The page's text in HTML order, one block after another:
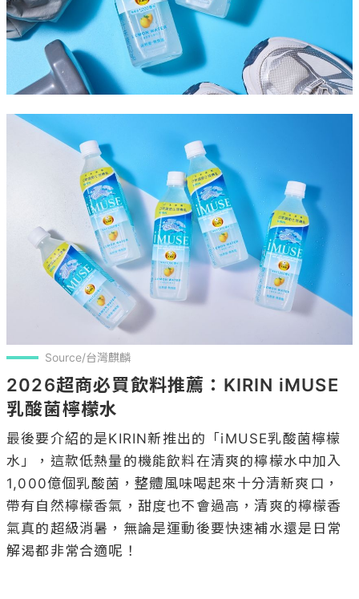
Source/台灣麒麟
2026超商必買飲料推薦：KIRIN iMUSE
乳酸菌檸檬水
最後要介紹的是KIRIN新推出的「iMUSE乳酸菌檸檬
水」，這款低熱量的機能飲料在清爽的檸檬水中加入
1,000億個乳酸菌，整體風味喝起來十分清新爽口，
帶有自然檸檬香氣，甜度也不會過高，清爽的檸檬香
氣真的超級消暑，無論是運動後要快速補水還是日常
解渴都非常合適呢！